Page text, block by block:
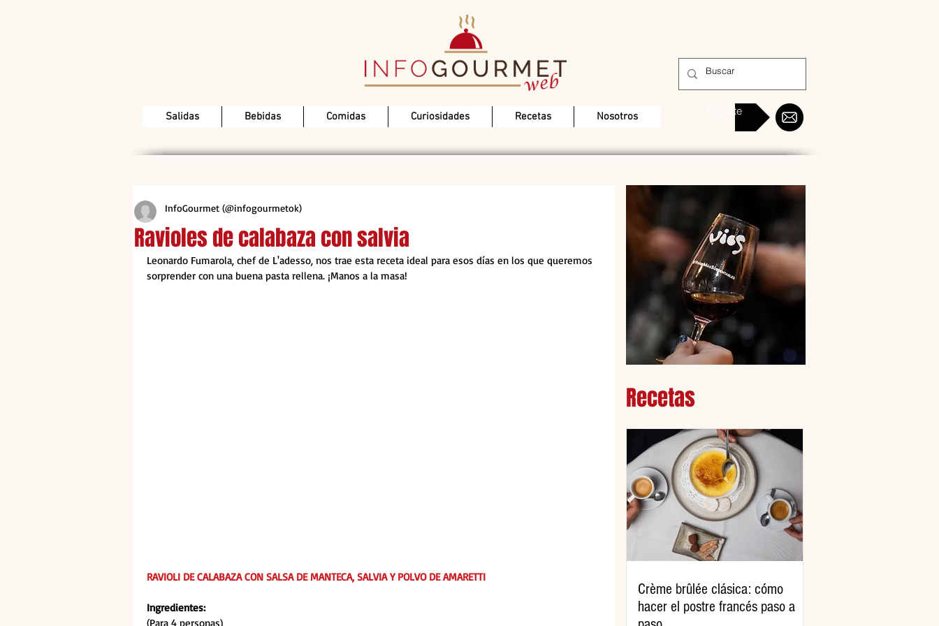
Salidas Bebidas Comidas Curiosidades Recetas Nosotros Sumate
Ravioles de calabaza con salvia
InfoGourmet (@infogourmetok)
Leonardo Fumarola, chef de L'adesso, nos trae esta receta ideal para esos días en los que queremos
sorprender con una buena pasta rellena. ¡Manos a la masa!
RAVIOLI DE CALABAZA CON SALSA DE MANTECA, SALVIA Y POLVO DE AMARETTI
Ingredientes:
(Para 4 personas)
Recetas
Crème brûlée clásica: cómo
hacer el postre francés paso a